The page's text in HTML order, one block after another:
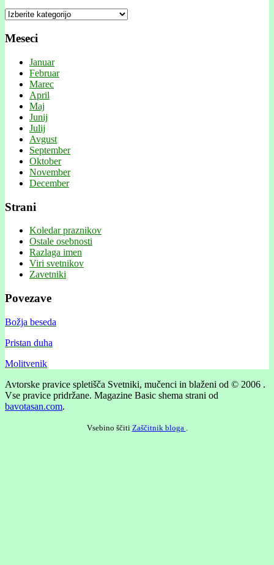
Kategorije
Meseci
Januar
Februar
Marec
April
Maj
Junij
Julij
Avgust
September
Oktober
November
December
Strani
Koledar praznikov
Ostale osebnosti
Razlaga imen
Viri svetnikov
Zavetniki
Povezave
Božja beseda
Pristan duha
Molitvenik
Avtorske pravice spletišča Svetniki, mučenci in blaženi od © 2006 .
Vse pravice pridržane. Magazine Basic shema strani od
bavotasan.com.
Vsebino ščiti Zaščitnik bloga